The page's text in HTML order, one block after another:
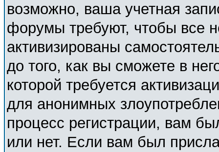
возможно, ваша учетная
форумы требуют, чтобы все
активизированы
до того, как вы сможете в
которой требуется
для анонимных
процесс регистрации, вам
или нет. Если вам был